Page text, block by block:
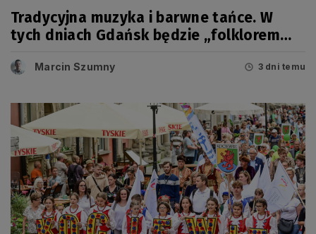
Tradycyjna muzyka i barwne tańce. W
tych dniach Gdańsk będzie „folklorem
Marcin Szumny 3 dni temu